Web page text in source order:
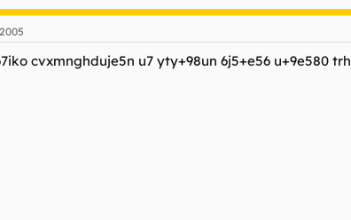
cvxmnghduje5n u7 yty+98un 6j5+e56 u+9e580 trh